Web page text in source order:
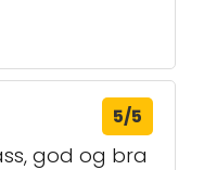
5/5
god og bra